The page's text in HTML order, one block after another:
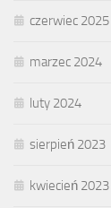
czerwiec 2025
marzec 2024
luty 2024
sierpień 2023
kwiecień 2023